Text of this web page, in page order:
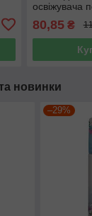
освіжувача
260 мл
80,85₴
новинки
–29%